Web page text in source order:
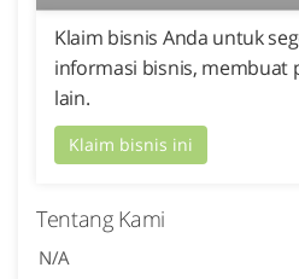
Klaim bisnis Anda untuk
informasi bisnis, membuat
lain.
Klaim bisnis ini
Tentang Kami
N/A